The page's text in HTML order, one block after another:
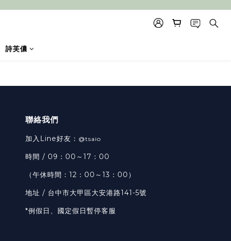
詩芙儂
聯絡我們
加入Line好友： @tsaio
時間 / 09：00～17：00
（午休時間：12：00～13：00）
地址 / 台中市大甲區大安港路141-5號
*例假日、國定假日暫停客服